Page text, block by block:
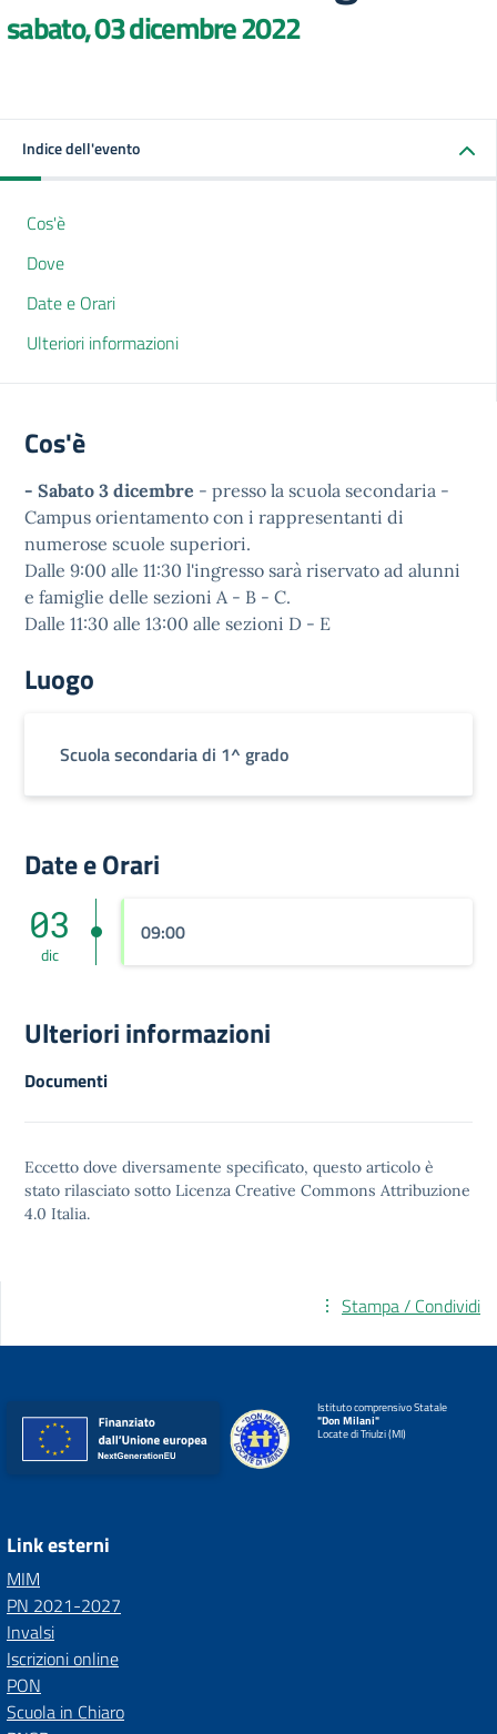
sabato, 03 dicembre 2022
Indice dell'evento
Cos'è
Dove
Date e Orari
Ulteriori informazioni
Cos'è
- Sabato 3 dicembre - presso la scuola secondaria -
Campus orientamento con i rappresentanti di
numerose scuole superiori.
Dalle 9:00 alle 11:30 l'ingresso sarà riservato ad alunni
e famiglie delle sezioni A - B - C.
Dalle 11:30 alle 13:00 alle sezioni D - E
Luogo
Scuola secondaria di 1^ grado
Date e Orari
03
dic
09:00
Ulteriori informazioni
Documenti
Eccetto dove diversamente specificato, questo articolo è
stato rilasciato sotto Licenza Creative Commons Attribuzione
4.0 Italia.
Stampa / Condividi
Istituto comprensivo Statale
"Don Milani"
Locate di Triulzi (MI)
Link esterni
MIM
PN 2021-2027
Invalsi
Iscrizioni online
PON
Scuola in Chiaro